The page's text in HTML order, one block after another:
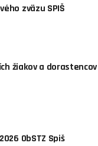
zväzu SPIŠ
žiakov a dorastencov
ObSTZ Spiš